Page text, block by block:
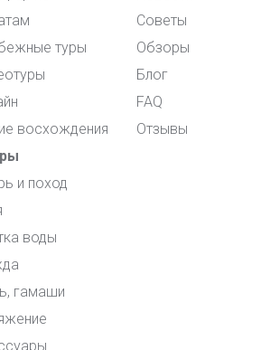
туры
восхождения
и поход
воды
гамаши
Советы
Обзоры
Блог
FAQ
Отзывы